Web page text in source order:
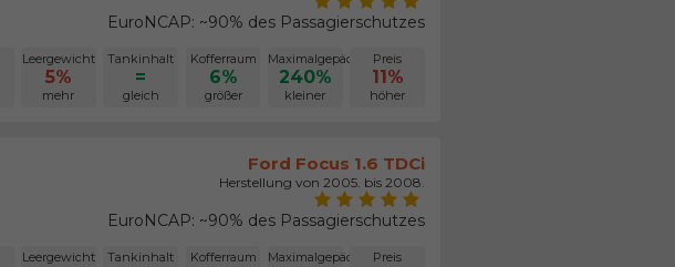
EuroNCAP: ~90% des Passagierschutzes
Leergewicht
5%
mehr
Tankinhalt
=
gleich
Kofferraum
6%
größer
Maximalgepäck
240%
kleiner
Preis
11%
höher
Ford Focus 1.6 TDCi
Herstellung von 2005. bis 2008.
EuroNCAP: ~90% des Passagierschutzes
Leergewicht Tankinhalt Kofferraum Maximalgepäck Preis